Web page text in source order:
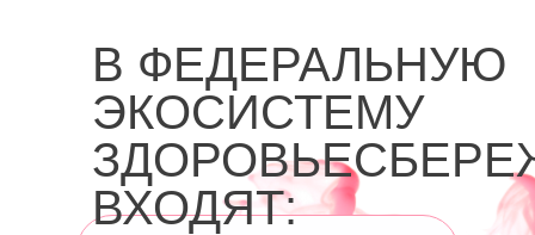
В ФЕДЕРАЛЬНУЮ
ЭКОСИСТЕМУ
ВХОДЯТ: